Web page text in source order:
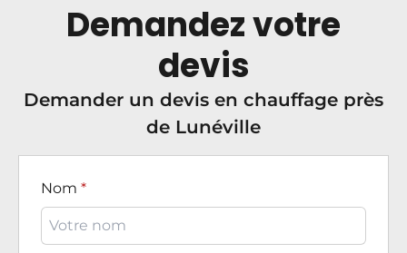
Demander un devis en chauffage près
de Lunéville
Demandez votre
devis
Nom